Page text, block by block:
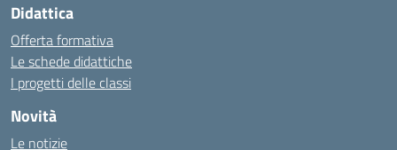
Didattica
Offerta formativa
Le schede didattiche
I progetti delle classi
Novità
Le notizie